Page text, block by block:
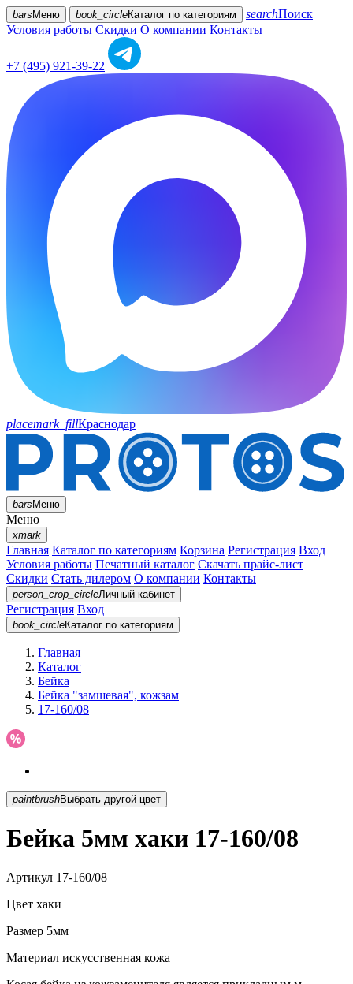
bars Меню book_circleКаталог по категориям searchПоиск
Условия работы Скидки О компании Контакты
+7 (495) 921-39-22
placemark_fillКраснодар
barsМеню
Меню
xmark
Главная Каталог по категориям Корзина Регистрация Вход
Условия работы Печатный каталог Скачать прайс-лист
Скидки Стать дилером О компании Контакты
person_crop_circleЛичный кабинет
Регистрация Вход
book_circleКаталог по категориям
Главная
Каталог
Бейка
Бейка "замшевая", кожзам
17-160/08
paintbrush Выбрать другой цвет
Бейка 5мм хаки 17-160/08
Артикул 17-160/08
Цвет хаки
Размер 5мм
Материал искусственная кожа